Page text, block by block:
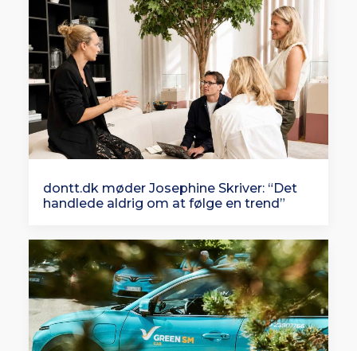
dontt.dk møder Josephine Skriver: “Det
handlede aldrig om at følge en trend”